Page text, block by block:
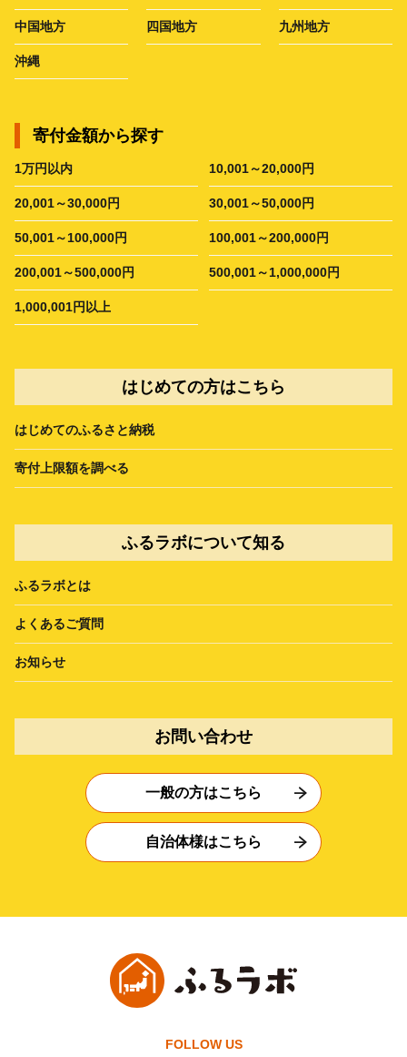
中国地方 四国地方 九州地方
沖縄
寄付金額から探す
1万円以内 10,001～20,000円
20,001～30,000円 30,001～50,000円
50,001～100,000円 100,001～200,000円
200,001～500,000円 500,001～1,000,000円
1,000,001円以上
はじめての方はこちら
はじめてのふるさと納税
寄付上限額を調べる
ふるラボについて知る
ふるラボとは
よくあるご質問
お知らせ
お問い合わせ
一般の方はこちら
自治体様はこちら
FOLLOW US